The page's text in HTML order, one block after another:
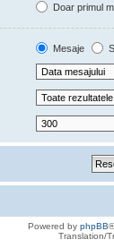
Doar primul
Mesaje
Powered by phpBB
Translation/